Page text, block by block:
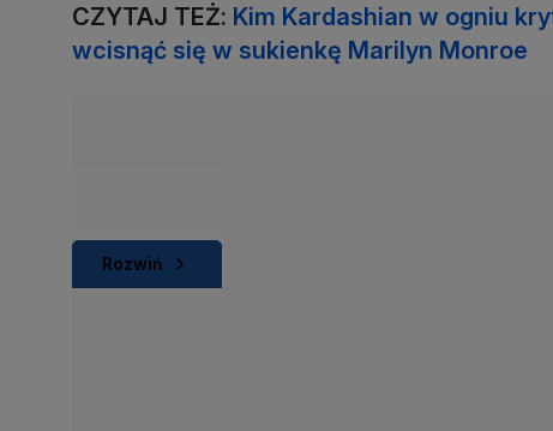
CZYTAJ TEŻ: Kim Kardashian w ogniu
wcisnąć się w sukienkę Marilyn Monroe
Rozwiń